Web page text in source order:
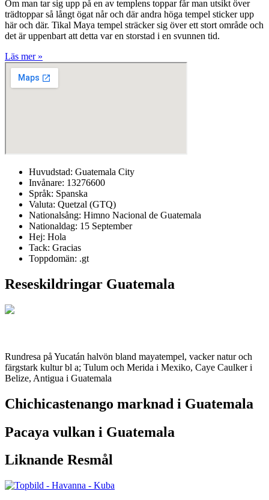
Om man tar sig upp på en av templens toppar får man utsikt över
trädtoppar så långt ögat når och där andra höga tempel sticker upp
här och där. Tikal Maya tempel sträcker sig över ett stort område och
det är uppenbart att detta var en storstad i en svunnen tid.
Läs mer »
Huvudstad: Guatemala City
Invånare: 13276600
Språk: Spanska
Valuta: Quetzal (GTQ)
Nationalsång: Himno Nacional de Guatemala
Nationaldag: 15 September
Hej: Hola
Tack: Gracias
Toppdomän: .gt
Reseskildringar Guatemala
Rundresa på Yucatán halvön bland mayatempel, vacker natur och
färgstark kultur bl a; Tulum och Merida i Mexiko, Caye Caulker i
Belize, Antigua i Guatemala
Chichicastenango marknad i Guatemala
Pacaya vulkan i Guatemala
Liknande Resmål